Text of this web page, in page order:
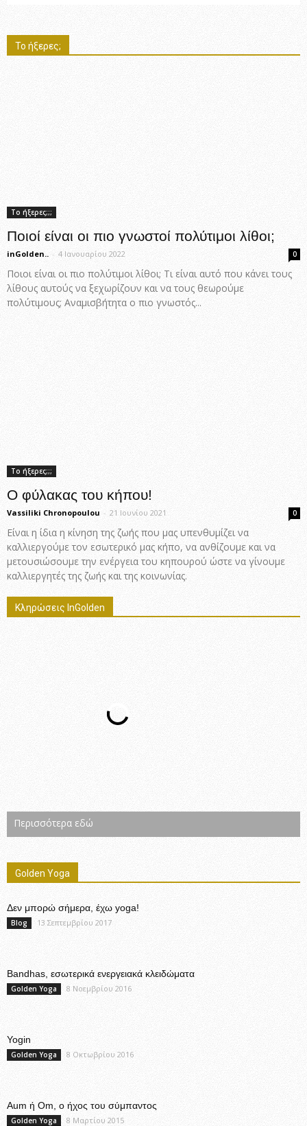
Το ήξερες;
Το ήξερες;;;
Ποιοί είναι οι πιο γνωστοί πολύτιμοι λίθοι;
inGolden.. - 4 Ιανουαρίου 2022 0
Ποιοι είναι οι πιο πολύτιμοι λίθοι; Τι είναι αυτό που κάνει τους
λίθους αυτούς να ξεχωρίζουν και να τους θεωρούμε
πολύτιμους; Αναμισβήτητα ο πιο γνωστός...
Το ήξερες;;;
Ο φύλακας του κήπου!
Vassiliki Chronopoulou - 21 Ιουνίου 2021 0
Είναι η ίδια η κίνηση της ζωής που μας υπενθυμίζει να
καλλιεργούμε τον εσωτερικό μας κήπο, να ανθίζουμε και να
μετουσιώσουμε την ενέργεια του κηπουρού ώστε να γίνουμε
καλλιεργητές της ζωής και της κοινωνίας.
Κληρώσεις InGolden
Περισσότερα εδώ
Golden Yoga
Δεν μπορώ σήμερα, έχω yoga!
Blog 13 Σεπτεμβρίου 2017
Bandhas, εσωτερικά ενεργειακά κλειδώματα
Golden Yoga 8 Νοεμβρίου 2016
Yogin
Golden Yoga 8 Οκτωβρίου 2016
Aum ή Om, ο ήχος του σύμπαντος
Golden Yoga 8 Μαρτίου 2015